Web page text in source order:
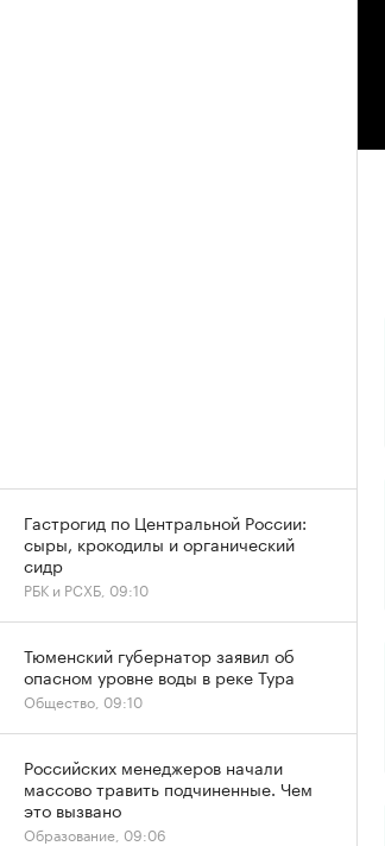
Гастрогид по Центральной России:
сыры, крокодилы и органический
сидр
РБК и РСХБ, 09:10
Тюменский губернатор заявил об
опасном уровне воды в реке Тура
Общество, 09:10
Российских менеджеров начали
массово травить подчиненные. Чем
это вызвано
Образование, 09:06